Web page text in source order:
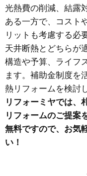
光熱費の削減、結露
ある一方で、コスト
リットも考慮する必
天井断熱とどちらが
構造や予算、ライフ
ます。補助金制度を
熱リフォームを検討
リフォーミヤでは、
リフォームのご提案
無料ですので、お気
い！